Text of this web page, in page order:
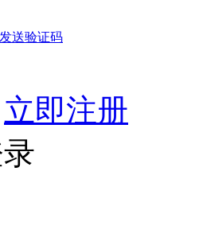
发送验证码
立即注册